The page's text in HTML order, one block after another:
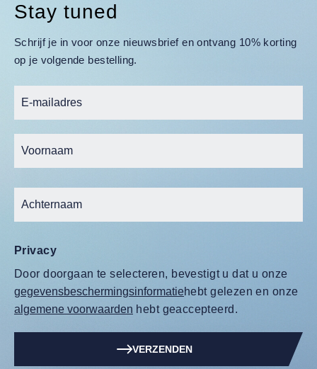
Stay tuned
Schrijf je in voor onze nieuwsbrief en ontvang 10% korting
op je volgende bestelling.
Privacy
Door doorgaan te selecteren, bevestigt u dat u onze
gegevensbeschermingsinformatiehebt gelezen en onze
algemene voorwaarden hebt geaccepteerd.
VERZENDEN